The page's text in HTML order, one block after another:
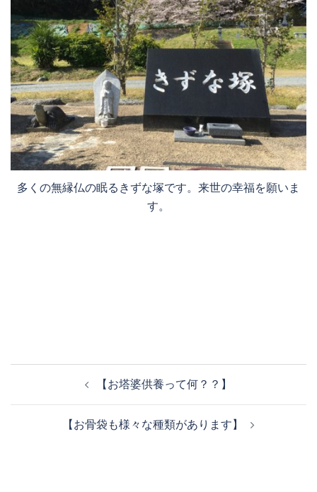
多くの無縁仏の眠るきずな塚です。来世の幸福を願いま
す。
【お塔婆供養って何？？】
【お骨袋も様々な種類があります】